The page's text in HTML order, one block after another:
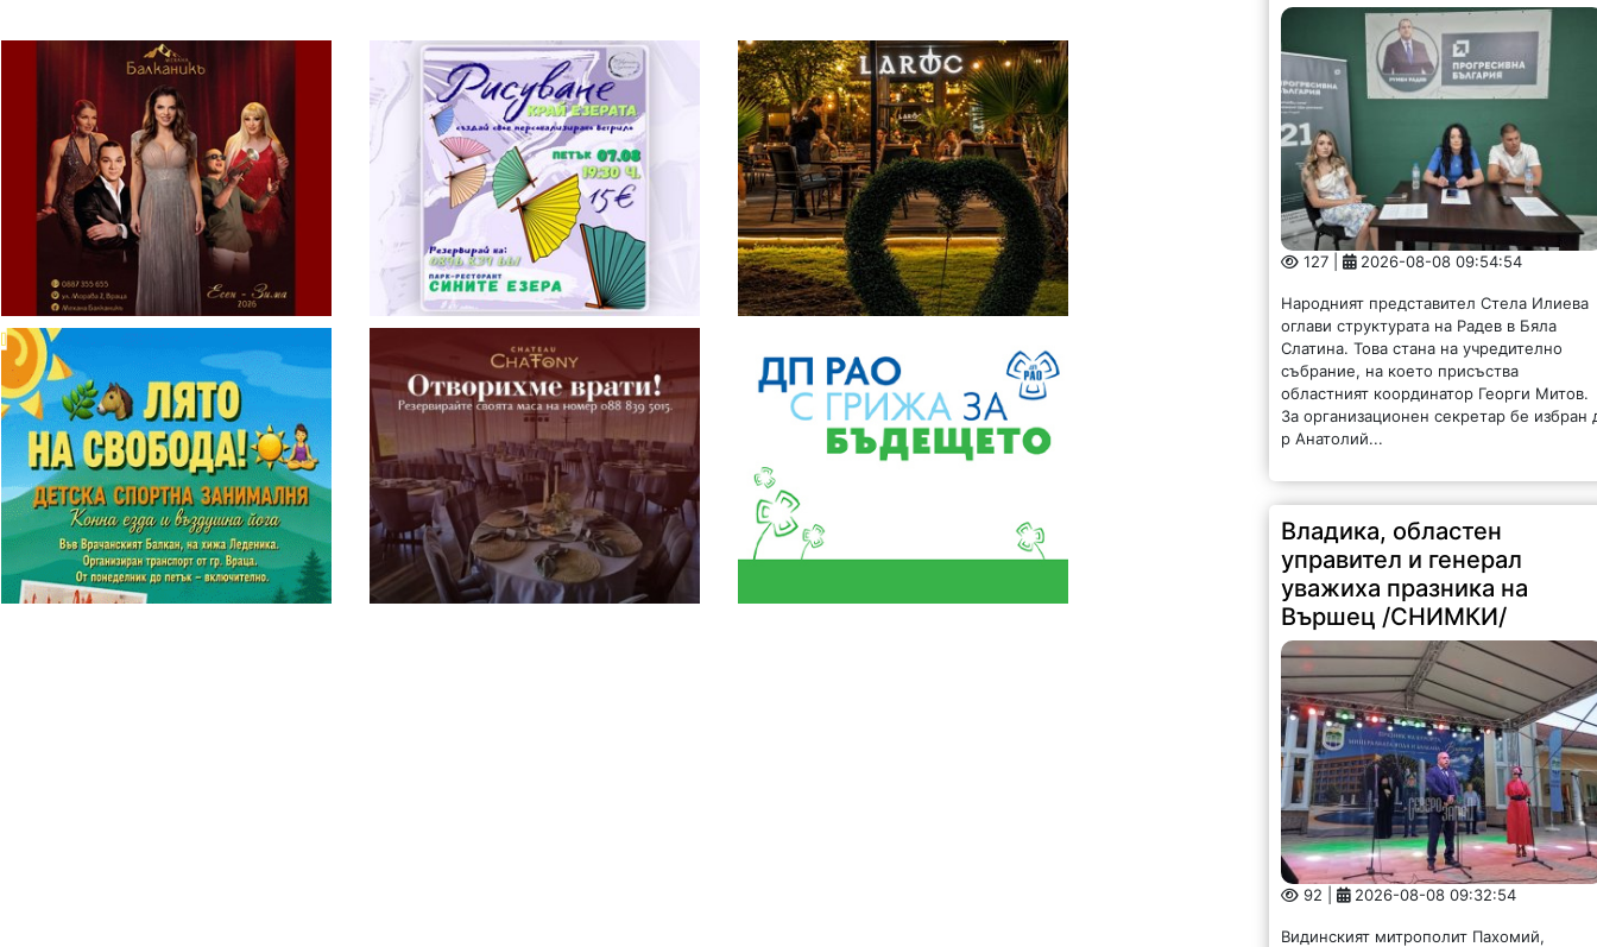
127 | 2026-08-08 09:54:54
Народният представител Стела Илиева
оглави структурата на Радев в Бяла
Слатина. Това стана на учредително
събрание, на което присъства
областният координатор Георги Митов.
За организационен секретар бе избран
р Анатолий...
Владика, областен
управител и генерал
уважиха празника на
Вършец /СНИМКИ/
92 | 2026-08-08 09:32:54
Видинският митрополит Пахомий,